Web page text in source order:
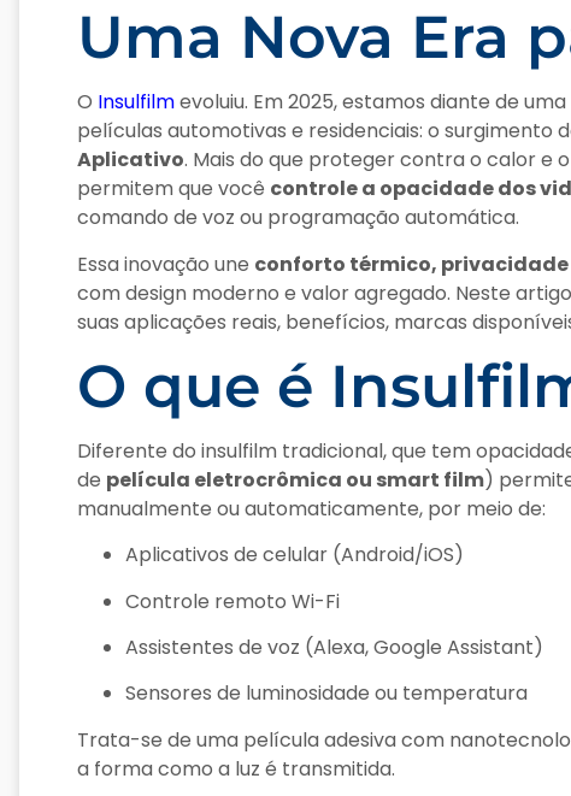
Uma Nova Era
O Insulfilmevoluiu. Em 2025, estamos diante de
películas automotivas e residenciais: o surgimento
Aplicativo. Mais do que proteger contra o calor e
permitem que você controle a opacidade dos
comando de voz ou programação automática.
Essa inovação une conforto térmico,
com design moderno e valor agregado. Neste
suas aplicações reais, benefícios, marcas
O que é
Diferente do insulfilm tradicional, que tem
de película eletrocrômica ou smart film)
manualmente ou automaticamente, por meio de:
Aplicativos de celular (Android/iOS)
Controle remoto Wi-Fi
Assistentes de voz (Alexa, Google Assistant)
Sensores de luminosidade ou temperatura
Trata-se de uma película adesiva com
a forma como a luz é transmitida.